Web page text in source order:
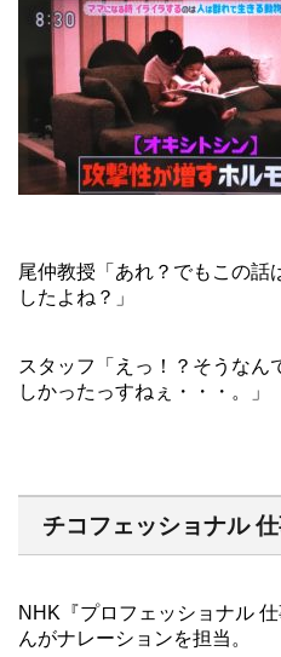
尾仲教授「あれ？でもこの話
したよね？」
スタッフ「えっ！？そうなん
しかったっすねぇ・・・。」
チコフェッショナル
NHK『プロフェッショナル
んがナレーションを担当。